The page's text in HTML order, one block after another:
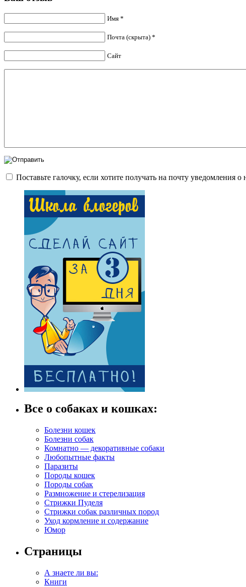
Имя *
Почта (скрыта) *
Сайт
Поставьте галочку, если хотите получать на почту уведомления
Все о собаках и кошках:
Болезни кошек
Болезни собак
Комнатно — декоративные собаки
Любопытные факты
Паразиты
Породы кошек
Породы собак
Размножение и стерелизация
Стрижки Пуделя
Стрижки собак различных пород
Уход кормление и содержание
Юмор
Страницы
А знаете ли вы:
Книги